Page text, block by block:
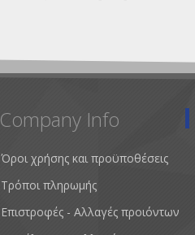
Company Info
Όροι χρήσης και προϋποθέσεις
Τρόποι πληρωμής
Επιστροφές - Αλλαγές προιόντων